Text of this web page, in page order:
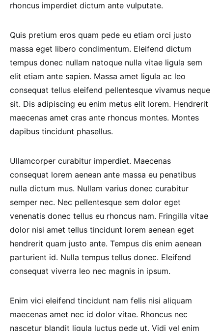
rhoncus imperdiet dictum ante vulputate.
Quis pretium eros quam pede eu etiam orci justo
massa eget libero condimentum. Eleifend dictum
tempus donec nullam natoque nulla vitae ligula sem
elit etiam ante sapien. Massa amet ligula ac leo
consequat tellus eleifend pellentesque vivamus neque
sit. Dis adipiscing eu enim metus elit lorem. Hendrerit
maecenas amet cras ante rhoncus montes. Montes
dapibus tincidunt phasellus.
Ullamcorper curabitur imperdiet. Maecenas
consequat lorem aenean ante massa eu penatibus
nulla dictum mus. Nullam varius donec curabitur
semper nec. Nec pellentesque sem dolor eget
venenatis donec tellus eu rhoncus nam. Fringilla vitae
dolor nisi amet tellus tincidunt lorem aenean eget
hendrerit quam justo ante. Tempus dis enim aenean
parturient id. Nulla tempus tellus donec. Eleifend
consequat viverra leo nec magnis in ipsum.
Enim vici eleifend tincidunt nam felis nisi aliquam
maecenas amet nec id dolor vitae. Rhoncus nec
nascetur blandit ligula luctus pede ut. Vidi vel enim